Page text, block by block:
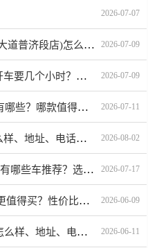
2026-07-07
镇江扬中奥达奥迪4S店(扬中大道普济段店)怎么样、地址、电话、上班时间查询 2026-07-09
从吉林市到鹰潭多少公里、开车要几个小时？过路费、油费等 2026-07-09
30万至40万带语音识别的车有哪些？哪款值得买？ 2026-07-11
杭州骏森领克新能源中心怎么样、地址、电话、上班时间查询 2026-08-02
20-30万预算，快充2-2.5小时有哪些车推荐？选哪款好？ 2026-07-17
宝马X5、普拉多和途锐哪个更值得买？性价比、配置对比 2026-06-09
上汽大众乐山天牛华远4S店怎么样、地址、电话、上班时间查询 2026-06-11